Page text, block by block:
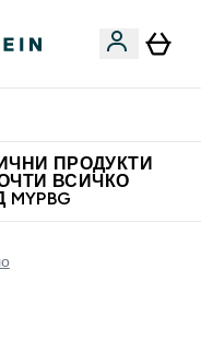
ПРОДУКТИ
ВСИЧКО